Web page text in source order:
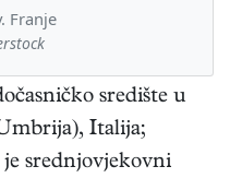
Franje
središte u
Italija;
je srednjovjekovni